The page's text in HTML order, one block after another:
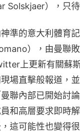
Solskjaer），只
準的意大利體育
），由曼聯
上更新有關蘇
場直擊般報道，
聯內部已開始討
員和高層要求即時
這可能性也變得